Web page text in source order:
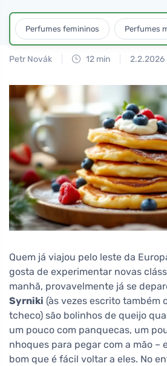
Perfumes femininos Perfumes
Petr Novák 12 min 2.2.2026
Quem já viajou pelo leste da
gosta de experimentar novas
manhã, provavelmente já se
Syrniki (às vezes escrito também
tcheco) são bolinhos de queijo
um pouco com panquecas, um
nhoques para pegar com a mão –
bom que é fácil voltar a eles. No